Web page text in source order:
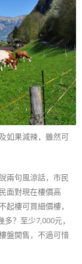
如果減辣，雖然可
兩句風涼話，市民
面對現在樓價高
樓可買細價樓，
？至少7,000元，
盤開售，不過可惜